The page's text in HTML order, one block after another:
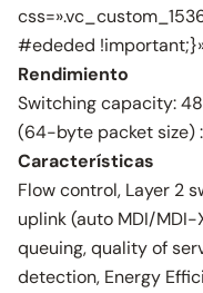
#ededed
Rendimiento
Switching capacity:
(64-byte packet size)
Características
Flow control, Layer 2
uplink (auto MDI/MDI-
queuing, quality of
detection, Energy